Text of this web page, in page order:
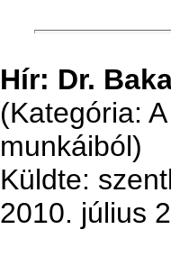
Hír: Dr.
(Kategória:
munkáiból)
Küldte:
2010. július